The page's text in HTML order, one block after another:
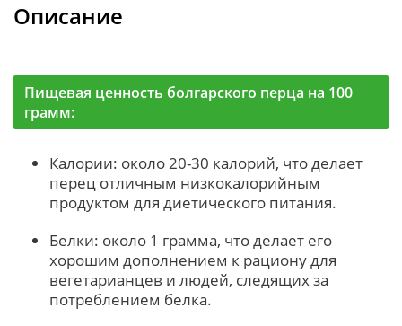
Описание
Пищевая ценность болгарского перца на 100
грамм:
Калории: около 20-30 калорий, что делает
перец отличным низкокалорийным
продуктом для диетического питания.
Белки: около 1 грамма, что делает его
хорошим дополнением к рациону для
вегетарианцев и людей, следящих за
потреблением белка.